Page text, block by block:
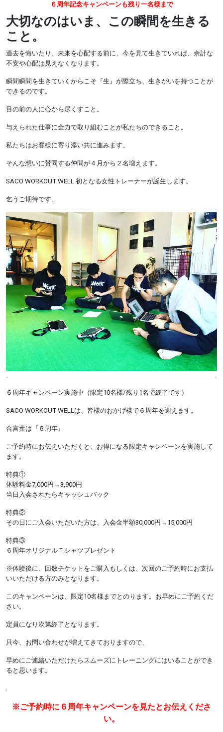
６周年記念キャンペーンも残り一名様まで
大切なのはいま、この瞬間を生きる
こと。
過去を悔いたり、未来を心配する前に、今を見て生きていれば、余計な
不安や心配は見えなくなります。
瞬間瞬間を生きていくからこそ『生』が際立ち、生きがいを持つことが
できるのです。
目の前の人に心から尽くすこと。
与えられた仕事に全力で取り組むことが私たちのできること。
私たちはお客様に寄り添い共に進みます。
そんな想いに賛同する仲間が４月から２名増えます。
SACO WORKOUT WELL 初となる女性トレーナーが誕生します。
乞うご期待です。
６周年キャンペーン実施中（限定10名様/残り1名で終了です）
SACO WORKOUT WELLは、皆様のおかげ様で６周年を迎えます。
合言葉は『６周年』
ご予約時にお伝えいただくと、お得になる限定キャンペーンを実施して
ます。
特典①
体験料金7,000円→3,900円
当日入会されたらキャッシュバック
特典②
その日にご入会いただいた方は、入会金半額30,000円→15,000円
特典③
６周年オリジナルＴシャツプレゼント
※体験後に、回数チケットをご購入もしくは、次回のご予約時にお支払
いいただける方のみとなります。
このキャンペーンは、限定10名様までとのります。お早めにご予約くだ
さい。
定員になり次第終了となります。
只今、お問い合わせが増えてきておりますので、
早めにご連絡いただけたらスムーズにトレーニングにはいることができ
ると思います。
※ご予約時に６周年キャンペーンを見たとお伝えくださ
い。